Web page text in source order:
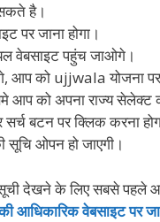
है।
पर जाना होगा।
वेबसाइट पहुंच जाओगे।
आप को ujjwala योजना
को अपना राज्य सेलेक्ट
बटन पर क्लिक करना
सूचि ओपन हो जाएगी।
देखने के लिए सबसे पहले
आधिकारिक वेबसाइट पर